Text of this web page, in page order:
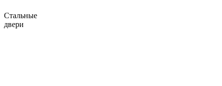
Стальные
двери